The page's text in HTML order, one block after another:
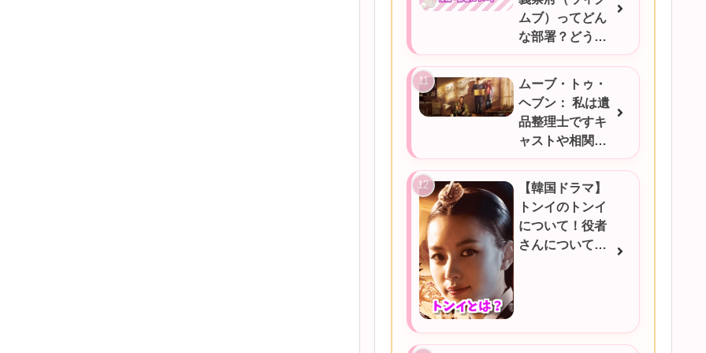
ムブ）ってどん
な部署？どうい
うときに対応す
るの？
ムーブ・トゥ・
ヘブン： 私は遺
品整理士ですキ
ャストや相関図
★あらすじをご
紹介/韓国ドラマ
【韓国ドラマ】
トンイのトンイ
について！役者
さんについても